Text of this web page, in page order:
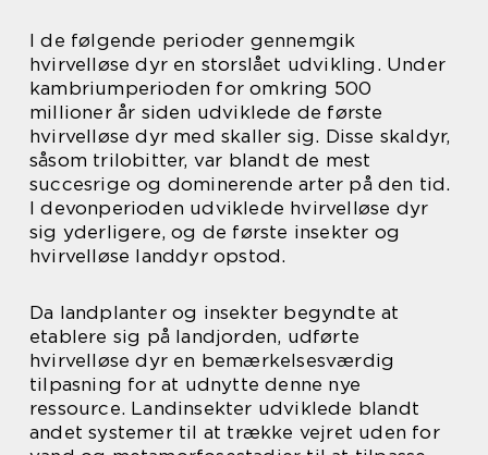
I de følgende perioder gennemgik
hvirvelløse dyr en storslået udvikling. Under
kambriumperioden for omkring 500
millioner år siden udviklede de første
hvirvelløse dyr med skaller sig. Disse skaldyr,
såsom trilobitter, var blandt de mest
succesrige og dominerende arter på den tid.
I devonperioden udviklede hvirvelløse dyr
sig yderligere, og de første insekter og
hvirvelløse landdyr opstod.
Da landplanter og insekter begyndte at
etablere sig på landjorden, udførte
hvirvelløse dyr en bemærkelsesværdig
tilpasning for at udnytte denne nye
ressource. Landinsekter udviklede blandt
andet systemer til at trække vejret uden for